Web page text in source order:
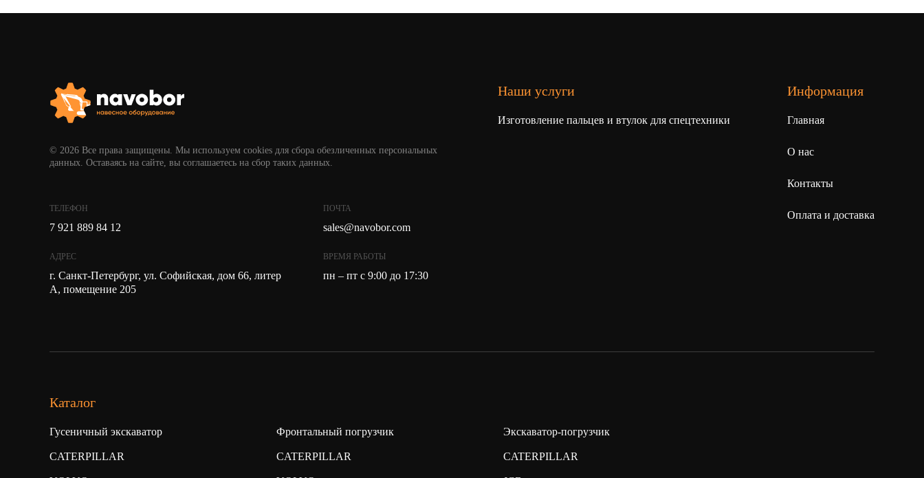
© 2026 Все права защищены. Мы используем cookies для сбора обезличенных персональных
данных. Оставаясь на сайте, вы соглашаетесь на сбор таких данных.
ТЕЛЕФОН
7 921 889 84 12
АДРЕС
г. Санкт-Петербург, ул. Софийская, дом 66, литер
А, помещение 205
ПОЧТА
sales@navobor.com
ВРЕМЯ РАБОТЫ
пн – пт с 9:00 до 17:30
Наши услуги
Изготовление пальцев и втулок для спецтехники
Информация
Главная
О нас
Контакты
Оплата и доставка
Каталог
Гусеничный экскаватор
CATERPILLAR
Фронтальный погрузчик
CATERPILLAR
Экскаватор-погрузчик
CATERPILLAR